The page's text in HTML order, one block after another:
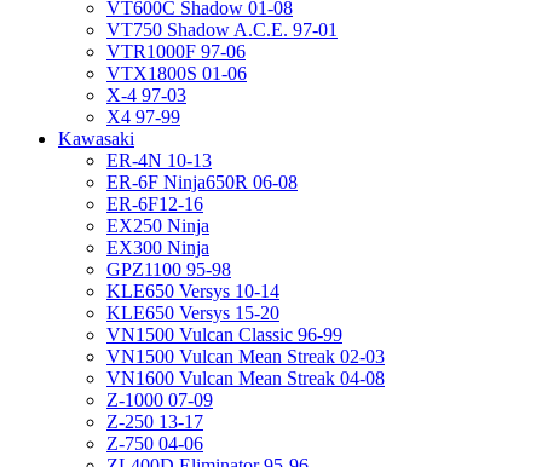
VT600C Shadow 01-08
VT750 Shadow A.C.E. 97-01
VTR1000F 97-06
VTX1800S 01-06
X-4 97-03
X4 97-99
Kawasaki
ER-4N 10-13
ER-6F Ninja650R 06-08
ER-6F12-16
EX250 Ninja
EX300 Ninja
GPZ1100 95-98
KLE650 Versys 10-14
KLE650 Versys 15-20
VN1500 Vulcan Classic 96-99
VN1500 Vulcan Mean Streak 02-03
VN1600 Vulcan Mean Streak 04-08
Z-1000 07-09
Z-250 13-17
Z-750 04-06